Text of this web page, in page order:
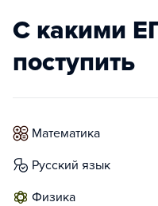
С какими
поступить
математика
русский язык
физика